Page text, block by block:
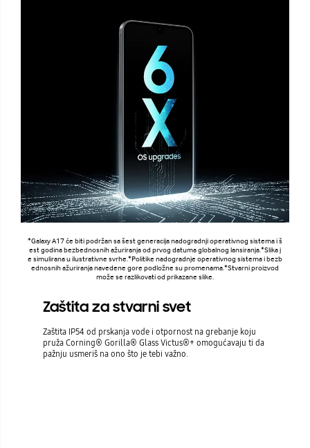
*Galaxy A17 će biti podržan sa šest generacija nadogradnji operativnog sistema i š
est godina bezbednosnih ažuriranja od prvog datuma globalnog lansiranja.*Slika j
e simulirana u ilustrativne svrhe.*Politike nadogradnje operativnog sistema i bezb
ednosnih ažuriranja navedene gore podložne su promenama.*Stvarni proizvod
može se razlikovati od prikazane slike.
Zaštita za stvarni svet
Zaštita IP54 od prskanja vode i otpornost na grebanje koju
pruža Corning® Gorilla® Glass Victus®+ omogućavaju ti da
pažnju usmeriš na ono što je tebi važno.